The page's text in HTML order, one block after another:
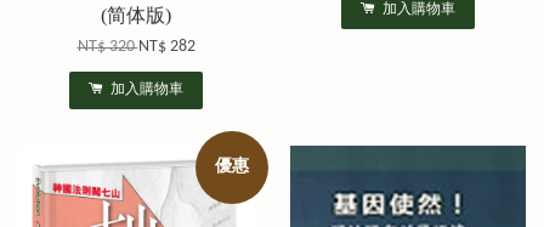
(简体版)
NT$ 320NT$ 282
加入購物車
加入購物車
優惠